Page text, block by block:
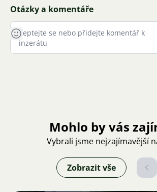
Otázky a komentáře
Mohlo by vás
Vybrali jsme nejzajímavější
Zobrazit vše